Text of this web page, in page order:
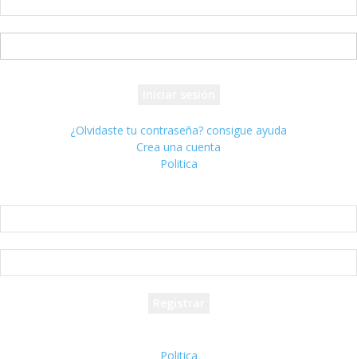
¿Olvidaste tu contraseña? consigue ayuda
Crea una cuenta
Politica
Politica